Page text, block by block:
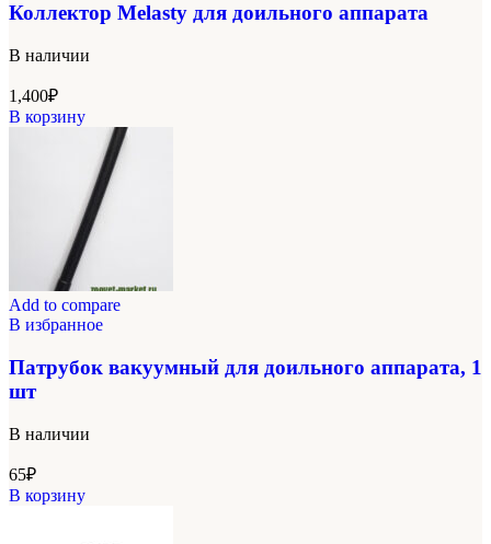
Коллектор Melasty для доильного аппарата
В наличии
1,400₽
В корзину
Add to compare
В избранное
Патрубок вакуумный для доильного аппарата, 1
шт
В наличии
65₽
В корзину